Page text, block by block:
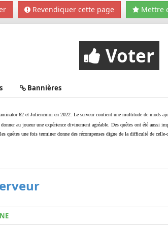
Revendiquer cette page Mettre
Voter
Bannières
62 et Juliencmoi en 2022. Le serveur contient une multitude de mods
au joueur une expérience divinement agréable. Des quêtes ont été aussi
quêtes une fois terminer donne des récompenses digne de la difficulté de